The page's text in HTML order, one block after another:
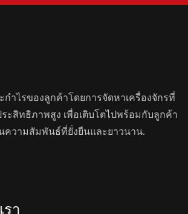
กำไรของลูกค้าโดยการจัดหาเครื่องจักรที่
ะสิทธิภาพสูง เพื่อเติบโตไปพร้อมกับลูกค้า
ความสัมพันธ์ที่ยั่งยืนและยาวนาน.
า